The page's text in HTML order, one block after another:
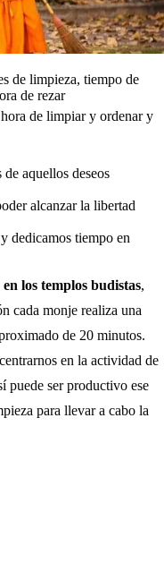
de limpieza, tiempo de
de rezar
de limpiar y ordenar y
aquellos deseos
alcanzar la libertad
dedicamos tiempo en
los templos budistas,
cada monje realiza una
de 20 minutos.
en la actividad de
puede ser productivo ese
para llevar a cabo la